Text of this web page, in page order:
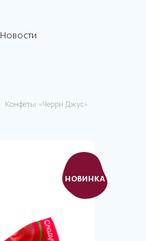
Новости
Конфеты «Черри Джус»
НОВИНКА